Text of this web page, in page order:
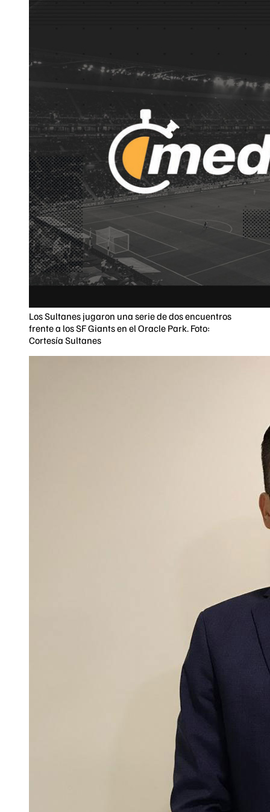
Los Sultanes jugaron una serie de dos encuentros
frente a los SF Giants en el Oracle Park. Foto:
Cortesía Sultanes